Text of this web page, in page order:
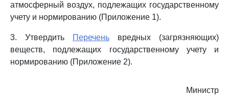
атмосферный воздух, подлежащих государственному
учету и нормированию (Приложение 1).
3. Утвердить Перечень вредных (загрязняющих)
веществ, подлежащих государственному учету и
нормированию (Приложение 2).
Министр